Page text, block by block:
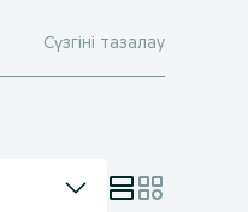
Сүзгіні тазалау